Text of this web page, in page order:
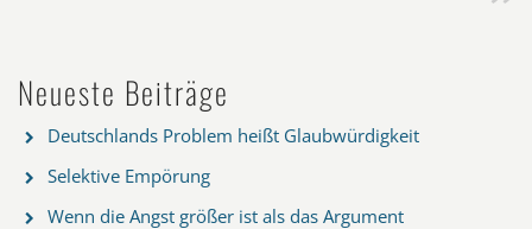
Neueste Beiträge
Deutschlands Problem heißt Glaubwürdigkeit
Selektive Empörung
Wenn die Angst größer ist als das Argument